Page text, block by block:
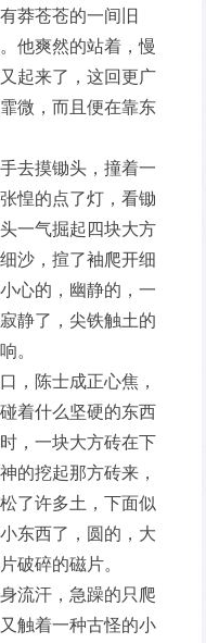
莽苍苍的一间旧
他爽然的站着，慢
起来了，这回更广
微，而且便在靠东
去摸锄头，撞着一
惶的点了灯，看锄
一气掘起四块大方
沙，揎了袖爬开细
心的，幽静的，一
静了，尖铁触土的
。
，陈士成正心焦，
着什么坚硬的东西
，一块大方砖在下
的挖起那方砖来，
了许多土，下面似
东西了，圆的，大
破碎的磁片。
流汗，急躁的只爬
触着一种古怪的小